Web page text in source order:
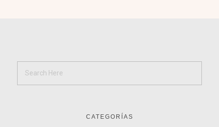
CATEGORÍAS